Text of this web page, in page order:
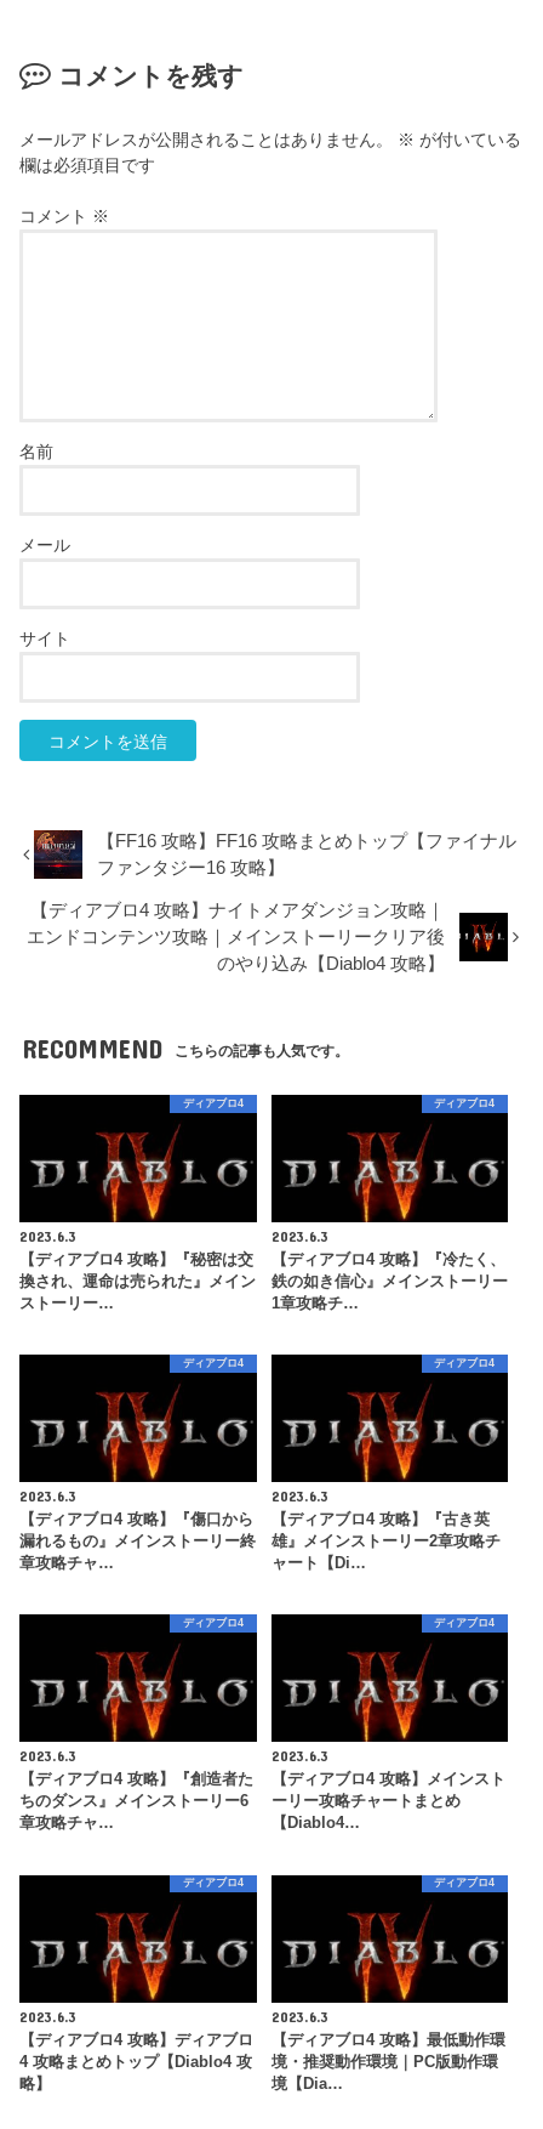
コメントを残す
メールアドレスが公開されることはありません。 ※ が付いている
欄は必須項目です
コメント ※
名前
メール
サイト
【FF16 攻略】FF16 攻略まとめトップ【ファイナル
ファンタジー16 攻略】
【ディアブロ4 攻略】ナイトメアダンジョン攻略｜
エンドコンテンツ攻略｜メインストーリークリア後
のやり込み【Diablo4 攻略】
RECOMMEND こちらの記事も人気です。
ディアブロ4
2023.6.3
【ディアブロ4 攻略】『秘密は交
換され、運命は売られた』メイン
ストーリー…
ディアブロ4
2023.6.3
【ディアブロ4 攻略】『冷たく、
鉄の如き信心』メインストーリー
1章攻略チ…
ディアブロ4
2023.6.3
【ディアブロ4 攻略】『傷口から
漏れるもの』メインストーリー終
章攻略チャ…
ディアブロ4
2023.6.3
【ディアブロ4 攻略】『古き英
雄』メインストーリー2章攻略チ
ャート【Di…
ディアブロ4
2023.6.3
【ディアブロ4 攻略】『創造者た
ちのダンス』メインストーリー6
章攻略チャ…
ディアブロ4
2023.6.3
【ディアブロ4 攻略】メインスト
ーリー攻略チャートまとめ
【Diablo4…
ディアブロ4
2023.6.3
【ディアブロ4 攻略】ディアブロ
4 攻略まとめトップ【Diablo4 攻
略】
ディアブロ4
2023.6.3
【ディアブロ4 攻略】最低動作環
境・推奨動作環境｜PC版動作環
境【Dia…